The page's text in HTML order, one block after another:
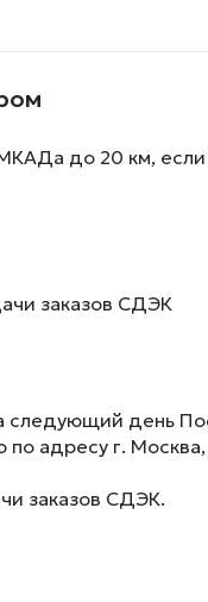
до 20 км,
заказов СДЭК
день
по адресу г.
заказов СДЭК.